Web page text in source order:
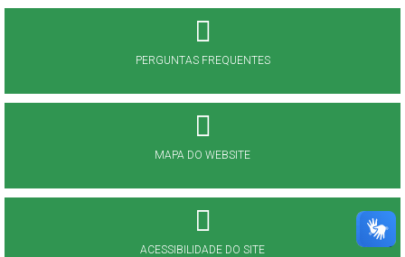
PERGUNTAS FREQUENTES
MAPA DO WEBSITE
ACESSIBILIDADE DO SITE